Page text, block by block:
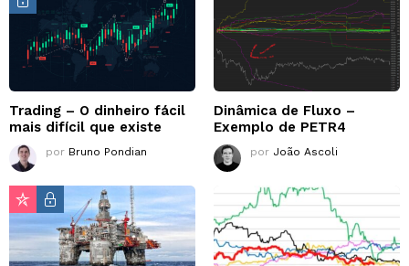
Trading – O dinheiro fácil
mais difícil que existe
por Bruno Pondian
Dinâmica de Fluxo –
Exemplo de PETR4
por João Ascoli